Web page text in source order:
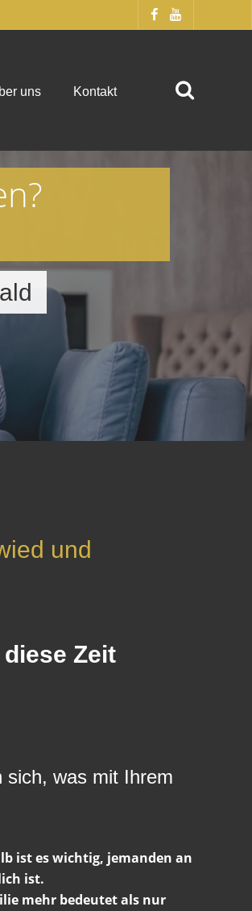
uns Kontakt
und
Zeit
sich, was mit Ihrem
ist es wichtig, jemanden an
ist.
mehr bedeutet als nur